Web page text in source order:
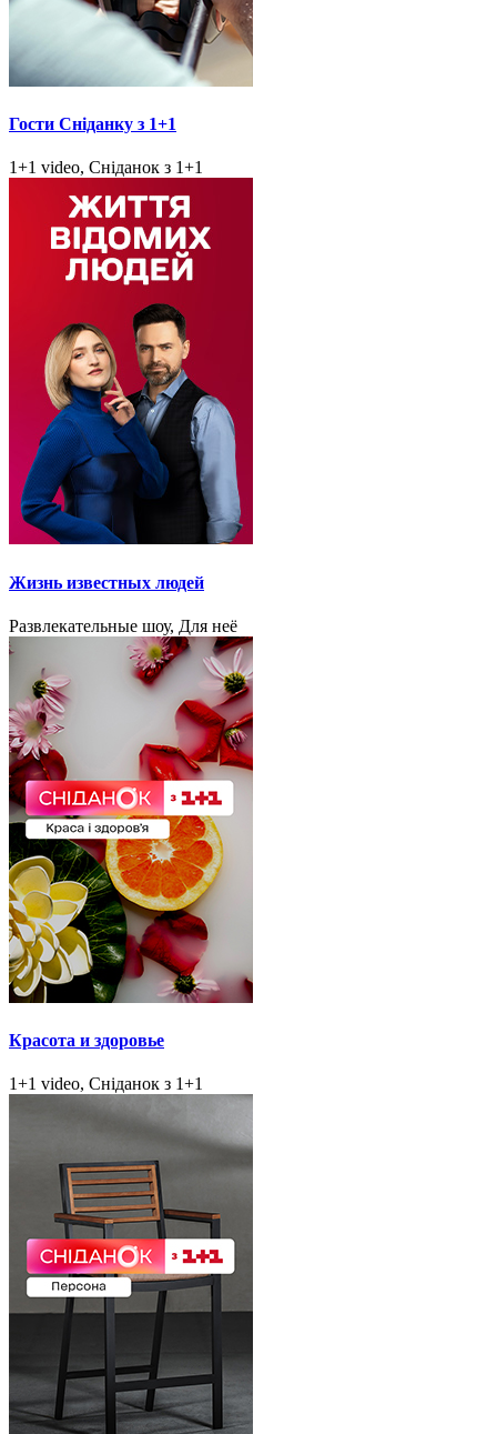
Гости Сніданку з 1+1
1+1 video, Сніданок з 1+1
Жизнь известных людей
Развлекательные шоу, Для неё
Красота и здоровье
1+1 video, Сніданок з 1+1